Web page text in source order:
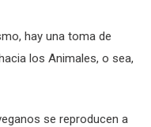
hay una toma de
los Animales, o sea,
se reproducen a